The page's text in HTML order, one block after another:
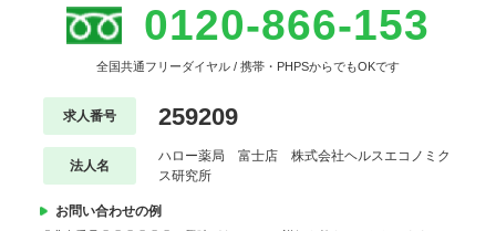
0120-866-153
全国共通フリーダイヤル / 携帯・PHPSからでもOKです
求人番号 259209
法人名
ハロー薬局 富士店 株式会社ヘルスエコノミク
ス研究所
お問い合わせの例